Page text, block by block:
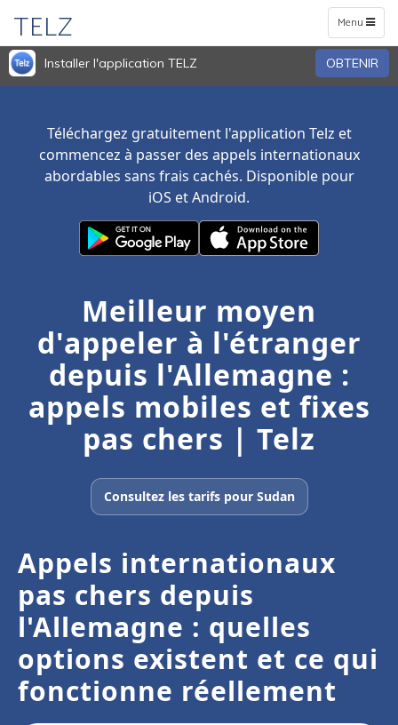
Toggle
navigation
Menu
TELZ
Installer l'application TELZ OBTENIR
Téléchargez gratuitement l'application Telz et
commencez à passer des appels internationaux
abordables sans frais cachés. Disponible pour
iOS et Android.
Meilleur moyen
d'appeler à l'étranger
depuis l'Allemagne :
appels mobiles et fixes
pas chers | Telz
Consultez les tarifs pour Sudan
Appels internationaux
pas chers depuis
l'Allemagne : quelles
options existent et ce qui
fonctionne réellement